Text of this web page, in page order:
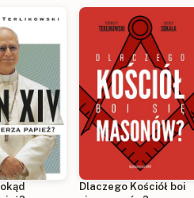
Dlaczego Kościół boi